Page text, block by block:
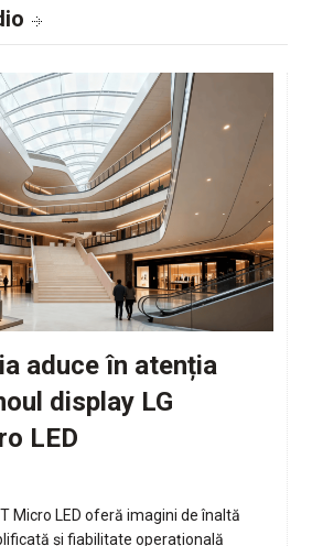
aduce în atenția
display LG
LED
Micro LED oferă imagini de înaltă
și fiabilitate operațională